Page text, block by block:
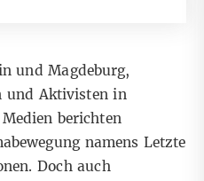
undMagdeburg,
und Aktivisten in
berichten
namens Letzte
Doch auch